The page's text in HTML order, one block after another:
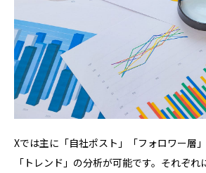
Xでは主に「自社ポスト」「フォロワー層
「トレンド」の分析が可能です。それぞ